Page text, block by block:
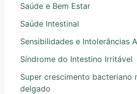
Saúde e Bem Estar
Saúde Intestinal
Sensibilidades e Intolerâncias
Síndrome do Intestino Irritável
Super crescimento bacteriano
delgado